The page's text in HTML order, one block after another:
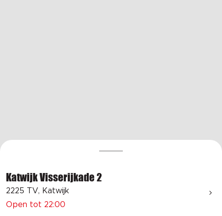
Katwijk Visserijkade 2
2225 TV, Katwijk
Open tot 22:00